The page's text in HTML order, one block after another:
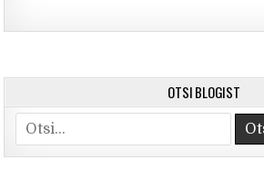
OTSI BLOGIST
Otsi